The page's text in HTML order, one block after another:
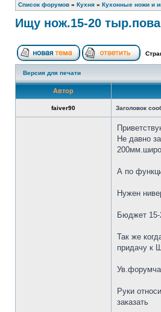
Список форумов » Кухня » Кухонные ножи и
Ищу нож.15-20
Версия для печати
Автор
faiver90 Заголовок
Не давно
А по
Нужен
Бюджет 15-
Так же
придачу к
Руки
заказать